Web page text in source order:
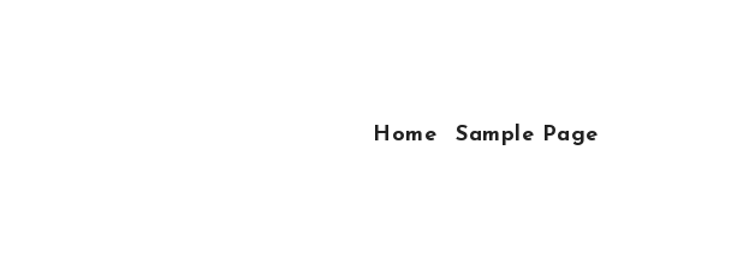
Home Sample Page